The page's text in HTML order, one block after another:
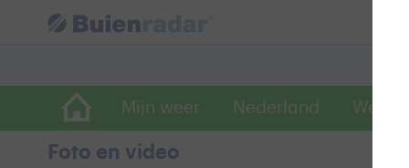
Mijn weer Nederland
Foto en video